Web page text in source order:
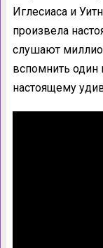
Иглесиаса и
произвела
слушают
вспомнить один
настоящему